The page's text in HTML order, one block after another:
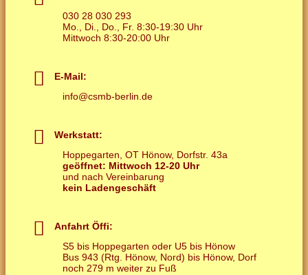
030 28 030 293
Mo., Di., Do., Fr. 8:30-19:30 Uhr
Mittwoch 8:30-20:00 Uhr
E-Mail:
info@csmb-berlin.de
Werkstatt:
Hoppegarten, OT Hönow, Dorfstr. 43a
geöffnet: Mittwoch 12-20 Uhr
und nach Vereinbarung
kein Ladengeschäft
Anfahrt Öffi:
S5 bis Hoppegarten oder U5 bis Hönow
Bus 943 (Rtg. Hönow, Nord) bis Hönow, Dorf
noch 279 m weiter zu Fuß